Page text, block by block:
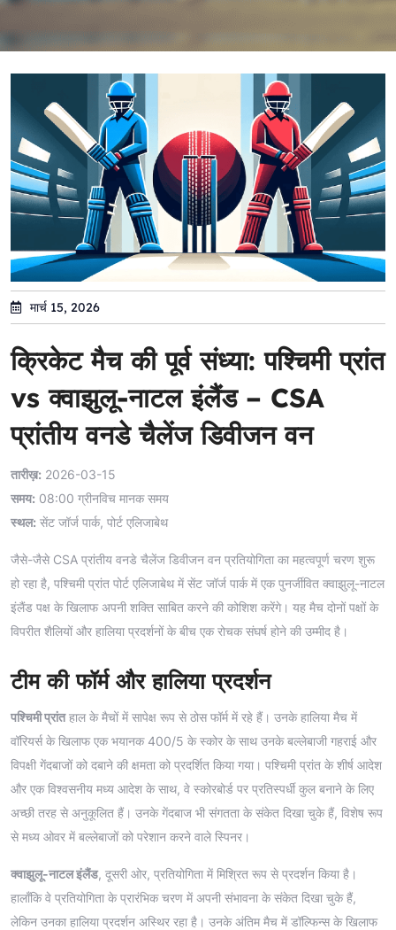
मार्च 15, 2026
क्रिकेट मैच की पूर्व संध्या: पश्चिमी प्रांत
vs क्वाझुलू-नाटल इंलैंड – CSA
प्रांतीय वनडे चैलेंज डिवीजन वन
तारीख़: 2026-03-15
समय: 08:00 ग्रीनविच मानक समय
स्थल: सेंट जॉर्ज पार्क, पोर्ट एलिजाबेथ
जैसे-जैसे CSA प्रांतीय वनडे चैलेंज डिवीजन वन प्रतियोगिता का महत्वपूर्ण चरण शुरू
हो रहा है, पश्चिमी प्रांत पोर्ट एलिजाबेथ में सेंट जॉर्ज पार्क में एक पुनर्जीवित क्वाझुलू-नाटल
इंलैंड पक्ष के खिलाफ अपनी शक्ति साबित करने की कोशिश करेंगे। यह मैच दोनों पक्षों के
विपरीत शैलियों और हालिया प्रदर्शनों के बीच एक रोचक संघर्ष होने की उम्मीद है।
टीम की फॉर्म और हालिया प्रदर्शन
पश्चिमी प्रांतहाल के मैचों में सापेक्ष रूप से ठोस फॉर्म में रहे हैं। उनके हालिया मैच में
वॉरियर्स के खिलाफ एक भयानक 400/5 के स्कोर के साथ उनके बल्लेबाजी गहराई और
विपक्षी गेंदबाजों को दबाने की क्षमता को प्रदर्शित किया गया। पश्चिमी प्रांत के शीर्ष आदेश
और एक विश्वसनीय मध्य आदेश के साथ, वे स्कोरबोर्ड पर प्रतिस्पर्धी कुल बनाने के लिए
अच्छी तरह से अनुकूलित हैं। उनके गेंदबाज भी संगतता के संकेत दिखा चुके हैं, विशेष रूप
से मध्य ओवर में बल्लेबाजों को परेशान करने वाले स्पिनर।
क्वाझुलू-नाटल इंलैंड, दूसरी ओर, प्रतियोगिता में मिश्रित रूप से प्रदर्शन किया है।
हालाँकि वे प्रतियोगिता के प्रारंभिक चरण में अपनी संभावना के संकेत दिखा चुके हैं,
लेकिन उनका हालिया प्रदर्शन अस्थिर रहा है। उनके अंतिम मैच में डॉल्फिन्स के खिलाफ